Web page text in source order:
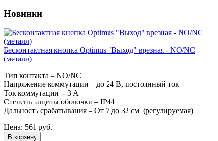
Новинки
Бесконтактная кнопка Optimus "Выход" врезная - NO/NC
(металл)
Тип контакта – NO/NC
Напряжение коммутации – до 24 В, постоянный ток
Ток коммутации - 3 А
Степень защиты оболочки – IP44
Дальность срабатывания – От 7 до 32 см (регулируемая)
Цена: 561 руб.
В корзину